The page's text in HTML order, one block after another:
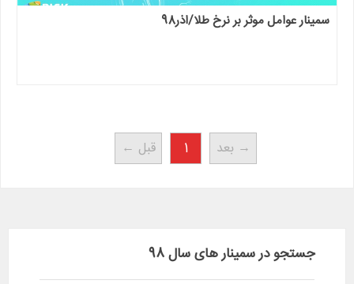
سمینار عوامل موثر بر نرخ طلا/اذر98
← قبل 1 بعد →
جستجو در سمینار های سال 98